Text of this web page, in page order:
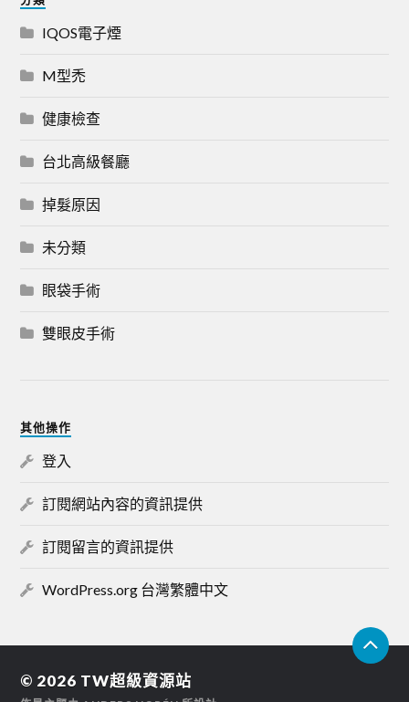
IQOS電子煙
M型禿
健康檢查
台北高級餐廳
掉髮原因
未分類
眼袋手術
雙眼皮手術
其他操作
登入
訂閱網站內容的資訊提供
訂閱留言的資訊提供
WordPress.org 台灣繁體中文
© 2026 TW超級資源站